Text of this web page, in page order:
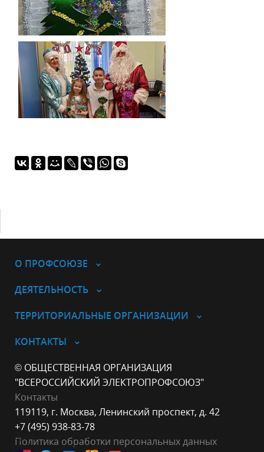
О ПРОФСОЮЗЕ
ДЕЯТЕЛЬНОСТЬ
ТЕРРИТОРИАЛЬНЫЕ ОРГАНИЗАЦИИ
КОНТАКТЫ
© ОБЩЕСТВЕННАЯ ОРГАНИЗАЦИЯ
"ВСЕРОССИЙСКИЙ ЭЛЕКТРОПРОФСОЮЗ"
Контакты
119119, г. Москва, Ленинский проспект, д. 42
+7 (495) 938-83-78
Политика обработки персональных данных
Данный веб-сайт использует cookie-
файлы в целях предоставления вам